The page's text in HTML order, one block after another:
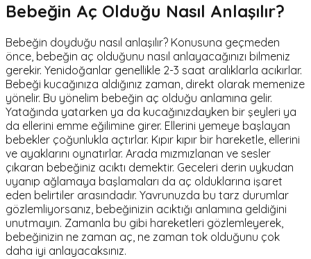
Bebeğin Aç Olduğu Nasıl Anlaşılır?
Bebeğin doyduğu nasıl anlaşılır? Konusuna geçmeden
önce, bebeğin aç olduğunu nasıl anlayacağınızı bilmeniz
gerekir. Yenidoğanlar genellikle 2-3 saat aralıklarla acıkırlar.
Bebeği kucağınıza aldığınız zaman, direkt olarak memenize
yönelir. Bu yönelim bebeğin aç olduğu anlamına gelir.
Yatağında yatarken ya da kucağınızdayken bir şeyleri ya
da ellerini emme eğilimine girer. Ellerini yemeye başlayan
bebekler çoğunlukla açtırlar. Kıpır kıpır bir hareketle, ellerini
ve ayaklarını oynatırlar. Arada mızmızlanan ve sesler
çıkaran bebeğiniz acıktı demektir. Geceleri derin uykudan
uyanıp ağlamaya başlamaları da aç olduklarına işaret
eden belirtiler arasındadır. Yavrunuzda bu tarz durumlar
gözlemliyorsanız, bebeğinizin acıktığı anlamına geldiğini
unutmayın. Zamanla bu gibi hareketleri gözlemleyerek,
bebeğinizin ne zaman aç, ne zaman tok olduğunu çok
daha iyi anlayacaksınız.